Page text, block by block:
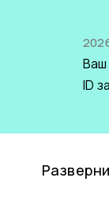
Ваш
ID